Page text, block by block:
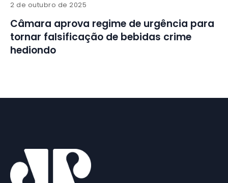
2 de outubro de 2025
Câmara aprova regime de urgência para
tornar falsificação de bebidas crime
hediondo